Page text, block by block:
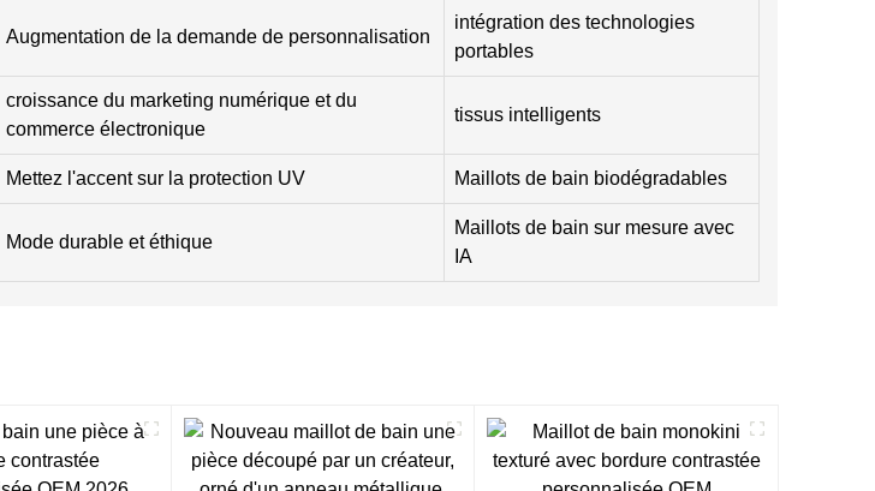
Augmentation de la demande de personnalisation
intégration des technologies
portables
croissance du marketing numérique et du
commerce électronique
tissus intelligents
Mettez l'accent sur la protection UV Maillots de bain biodégradables
Mode durable et éthique
Maillots de bain sur mesure avec
IA